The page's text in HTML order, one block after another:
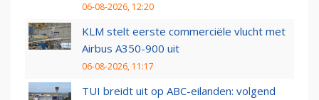
06-08-2026, 12:20
KLM stelt eerste commerciële vlucht met
Airbus A350-900 uit
06-08-2026, 11:17
TUI breidt uit op ABC-eilanden: volgend